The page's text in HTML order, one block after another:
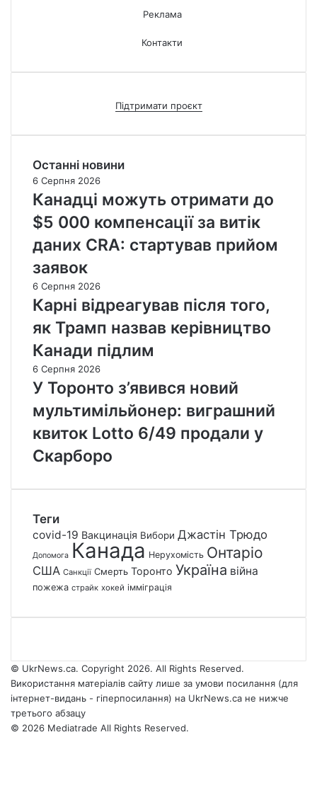
Реклама
Контакти
Підтримати проєкт
Останні новини
6 Серпня 2026
Канадці можуть отримати до
$5 000 компенсації за витік
даних CRA: стартував прийом
заявок
6 Серпня 2026
Карні відреагував після того,
як Трамп назвав керівництво
Канади підлим
6 Серпня 2026
У Торонто з’явився новий
мультимільйонер: виграшний
квиток Lotto 6/49 продали у
Скарборо
Теги
covid-19 Вакцинація Вибори Джастін Трюдо
Допомога Канада Нерухомість Онтаріо
США Санкції Смерть Торонто Україна війна
пожежа страйк хокей імміграція
© UkrNews.ca. Copyright 2026. All Rights Reserved.
Використання матеріалів сайту лише за умови посилання (для
інтернет-видань - гіперпосилання) на UkrNews.ca не нижче
третього абзацу
© 2026 Mediatrade All Rights Reserved.